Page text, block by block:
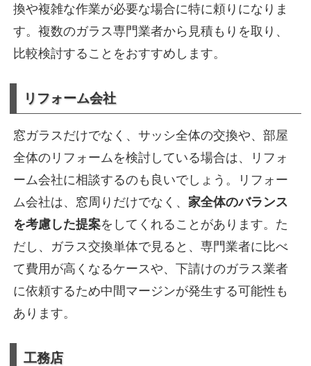
換や複雑な作業が必要な場合に特に頼りになりま
す。複数のガラス専門業者から見積もりを取り、
比較検討することをおすすめします。
リフォーム会社
窓ガラスだけでなく、サッシ全体の交換や、部屋
全体のリフォームを検討している場合は、リフォ
ーム会社に相談するのも良いでしょう。リフォー
ム会社は、窓周りだけでなく、家全体のバランス
を考慮した提案をしてくれることがあります。た
だし、ガラス交換単体で見ると、専門業者に比べ
て費用が高くなるケースや、下請けのガラス業者
に依頼するため中間マージンが発生する可能性も
あります。
工務店